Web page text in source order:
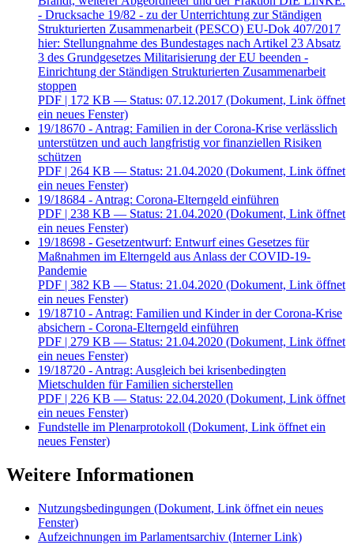
- Drucksache 19/82 - zu der Unterrichtung zur Ständigen
Strukturierten Zusammenarbeit (PESCO) EU-Dok 407/2017
hier: Stellungnahme des Bundestages nach Artikel 23 Absatz
3 des Grundgesetzes Militarisierung der EU beenden -
Einrichtung der Ständigen Strukturierten Zusammenarbeit
stoppen
PDF | 172 KB — Status: 07.12.2017 (Dokument, Link öffnet
ein neues Fenster)
19/18670 - Antrag: Familien in der Corona-Krise verlässlich
unterstützen und auch langfristig vor finanziellen Risiken
schützen
PDF | 264 KB — Status: 21.04.2020 (Dokument, Link öffnet
ein neues Fenster)
19/18684 - Antrag: Corona-Elterngeld einführen
PDF | 238 KB — Status: 21.04.2020 (Dokument, Link öffnet
ein neues Fenster)
19/18698 - Gesetzentwurf: Entwurf eines Gesetzes für
Maßnahmen im Elterngeld aus Anlass der COVID-19-
Pandemie
PDF | 382 KB — Status: 21.04.2020 (Dokument, Link öffnet
ein neues Fenster)
19/18710 - Antrag: Familien und Kinder in der Corona-Krise
absichern - Corona-Elterngeld einführen
PDF | 279 KB — Status: 21.04.2020 (Dokument, Link öffnet
ein neues Fenster)
19/18720 - Antrag: Ausgleich bei krisenbedingten
Mietschulden für Familien sicherstellen
PDF | 226 KB — Status: 22.04.2020 (Dokument, Link öffnet
ein neues Fenster)
Fundstelle im Plenarprotokoll (Dokument, Link öffnet ein
neues Fenster)
Weitere Informationen
Nutzungsbedingungen (Dokument, Link öffnet ein neues
Fenster)
Aufzeichnungen im Parlamentsarchiv (Interner Link)